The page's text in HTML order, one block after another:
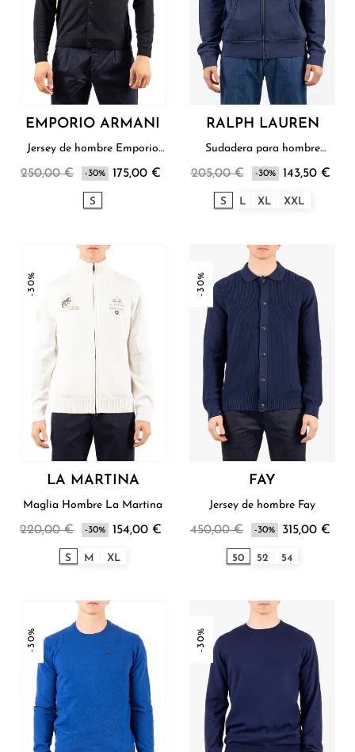
EMPORIO ARMANI
Jersey de hombre Emporio
250,00 € -30% 175,00 €
S
RALPH LAUREN
Sudadera para hombre
205,00 € -30% 143,50 €
S L XL XXL
-30%
LA MARTINA
Maglia Hombre La Martina
220,00 € -30% 154,00 €
S M XL
-30%
FAY
Jersey de hombre Fay
450,00 € -30% 315,00 €
50 52 54
-30% -30%